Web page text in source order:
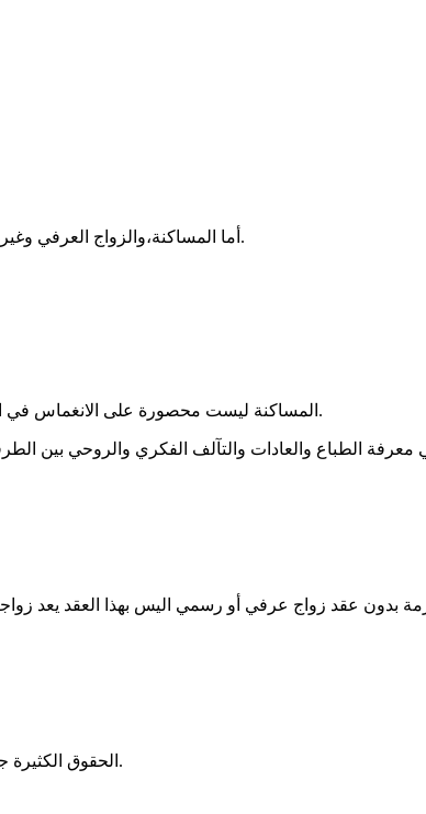
أما المساكنة،والزواج العرفي وغيرذلك فهي مجرد تسميات مختلفة لنفس المضمون، والأمر في نهايته يقع تحت دائرة الحرام والمعاصي الكبرى.
المساكنة ليست محصورة على الانغماس في التجربة المادية، فهي ليست محصورة في هذه التجربة كممارسة البغاء مثلاً الذي كان مصرح في أغلب الدول.
معرفة الطباع والعادات والتآلف الفكري والروحي
بدون عقد زواج عرفي أو رسمي اليس بهذا العقد يعد
الحقوق الكثيرة جداً والواجبات الكثيرة جداً هي ما ترهق مؤسسة الزواج من البداية، كما أنها تصيب الزواج بالخسارة في النهاية.